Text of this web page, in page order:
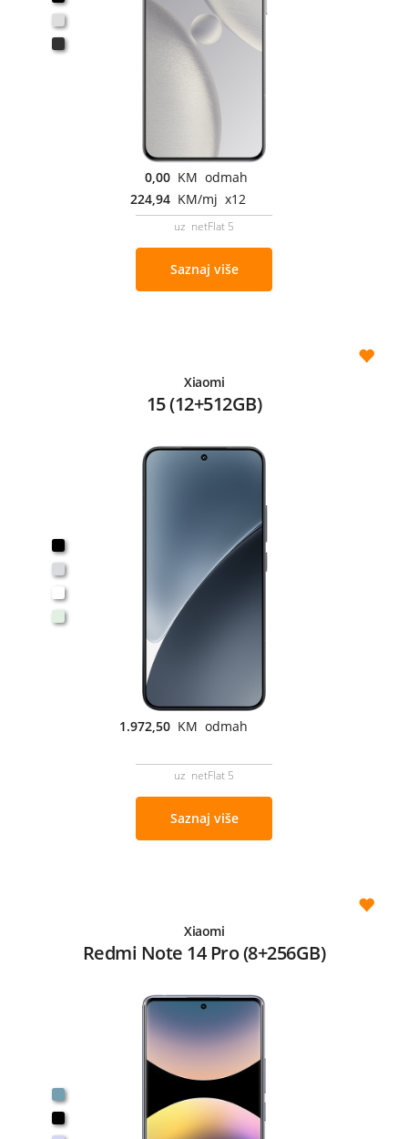
0,00 KM odmah
224,94 KM/mj x12
uz netFlat 5
Saznaj više
Xiaomi
15 (12+512GB)
1.972,50 KM odmah
uz netFlat 5
Saznaj više
Xiaomi
Redmi Note 14 Pro (8+256GB)